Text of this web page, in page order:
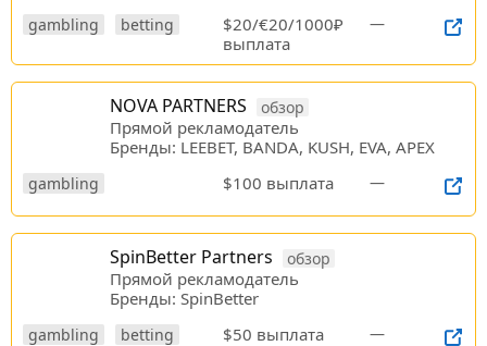
gambling betting
$20/€20/1000₽
выплата
—
NOVA PARTNERS обзор
Прямой рекламодатель
Бренды: LEEBET, BANDA, KUSH, EVA, APEX
gambling $100 выплата —
SpinBetter Partners обзор
Прямой рекламодатель
Бренды: SpinBetter
gambling betting $50 выплата —